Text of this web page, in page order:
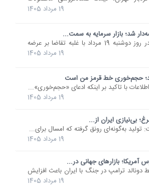
19 مرداد 1405
شد؛ بازار سرمایه به سمت...
معاملات بورس تهران در روز دوشنبه 19 مرداد با غلبه تقاضا بر عرضه
19 مرداد 1405
حجم‌خوری خط قرمز من است
با تاکید بر اینکه ادعای «حجم‌خوری»...
19 مرداد 1405
بی‌نیازی ایران از...
به‌گونه‌ای رونق گرفته که امسال برای...
19 مرداد 1405
بازارهای جهانی در...
ترامپ در جنگ با ایران باعث افزایش
19 مرداد 1405